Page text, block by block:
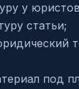
у
статьи;
под